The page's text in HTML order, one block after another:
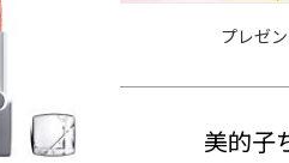
プレゼ
美的子